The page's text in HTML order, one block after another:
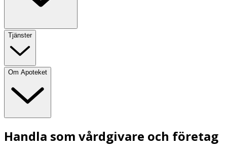
Tjänster
Om Apoteket
Handla som vårdgivare och företag